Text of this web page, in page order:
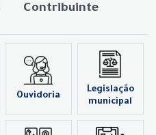
Contribuinte
Ouvidoria
Legislação
municipal